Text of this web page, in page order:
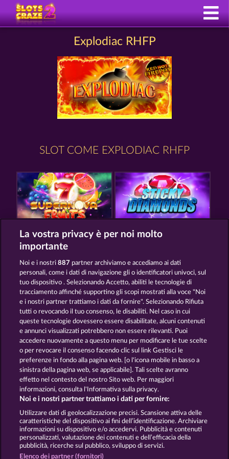
Explodiac RHFP
SLOT COME EXPLODIAC RHFP
7 SUPERNOVA FRUITS STICKY DIAMONDS
100 FLARING FRUITS 40 SEVENS
Termini e condizioni
Informativa sulla privacy Note legali
Società FAQ Facebook
Invia richiesta di recesso
La vostra privacy è per noi molto
importante
Noi e i nostri887 partner archiviamo e accediamo ai dati
personali, come i dati di navigazione gli o identificatori univoci, sul
tuo dispositivo . Selezionando Accetto, abiliti le tecnologie di
tracciamento affinché supportino gli scopi mostrati alla voce "Noi
e i nostri partner trattiamo i dati da fornire". Selezionando Rifiuta
tutti o revocando il tuo consenso, le disabiliti. Nel caso in cui
queste tecnologie dovessero essere disabilitate, alcuni contenuti
e annunci visualizzati potrebbero non essere rilevanti. Puoi
accedere nuovamente a questo menu per modificare le tue scelte
o per revocare il consenso facendo clic sul link Gestisci le
preferenze in fondo alla pagina web. [o l'icona mobile in basso a
sinistra della pagina web, se applicabile]. Tali scelte avranno
effetto nel contesto del nostro Sito web. Per maggiori
informazioni, consulta l'Informativa sulla privacy.
Noi e i nostri partner trattiamo i dati per fornire:
Utilizzare dati di geolocalizzazione precisi. Scansione attiva delle
caratteristiche del dispositivo ai fini dell’identificazione. Archiviare
informazioni su dispositivo e/o accedervi. Pubblicità e contenuti
personalizzati, valutazione dei contenuti e dell’efficacia della
pubblicità, ricerche sul pubblico, sviluppo di servizi.
Elenco dei partner (fornitori)